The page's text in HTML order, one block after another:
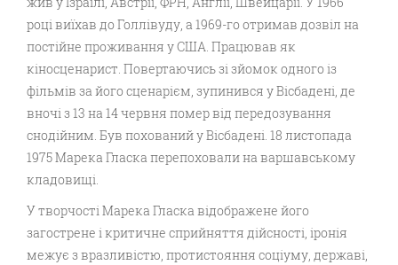
році виїхав до Голлівуду, а 1969-го отримав дозвіл на
постійне проживання у США. Працював як
кіносценарист. Повертаючись зі зйомок одного із
фільмів за його сценарієм, зупинився у Вісбадені, де
вночі з 13 на 14 червня помер від передозування
снодійним. Був похований у Вісбадені. 18 листопада
1975 Марека Гласка перепоховали на варшавському
кладовищі.
У творчості Марека Гласка відображене його
загострене і критичне сприйняття дійсності, іронія
межує з вразливістю, протистояння соціуму, державі,